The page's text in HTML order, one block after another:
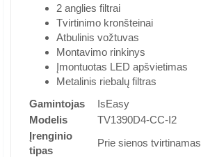
2 anglies filtrai
Tvirtinimo kronšteinai
Atbulinis vožtuvas
Montavimo rinkinys
Įmontuotas LED apšvietimas
Metalinis riebalų filtras
Gamintojas
IsEasy
Modelis
TV1390D4-CC-I2
Įrenginio
tipas
Prie sienos